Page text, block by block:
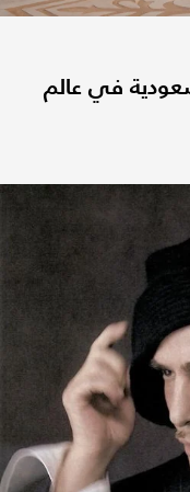
في عالم